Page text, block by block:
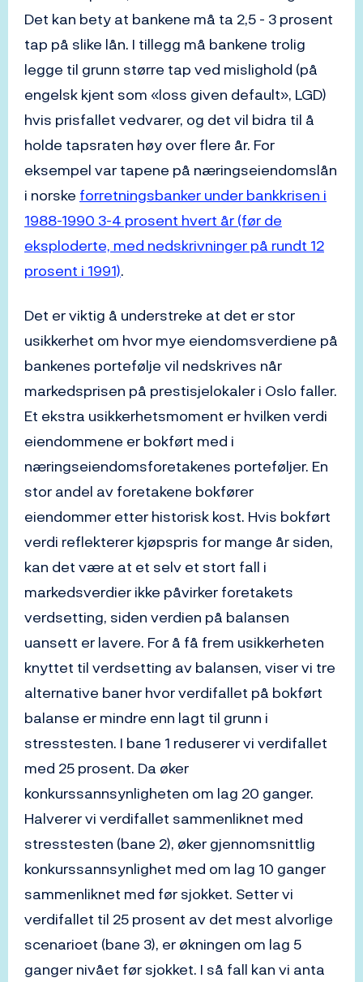
Det kan bety at bankene må ta 2,5 - 3 prosent
tap på slike lån. I tillegg må bankene trolig
legge til grunn større tap ved mislighold (på
engelsk kjent som «loss given default», LGD)
hvis prisfallet vedvarer, og det vil bidra til å
holde tapsraten høy over flere år. For
eksempel var tapene på næringseiendomslån
i norske forretningsbanker under bankkrisen i
1988-1990 3-4 prosent hvert år (før de
eksploderte, med nedskrivninger på rundt 12
prosent i 1991).
Det er viktig å understreke at det er stor
usikkerhet om hvor mye eiendomsverdiene på
bankenes portefølje vil nedskrives når
markedsprisen på prestisjelokaler i Oslo faller.
Et ekstra usikkerhetsmoment er hvilken verdi
eiendommene er bokført med i
næringseiendomsforetakenes porteføljer. En
stor andel av foretakene bokfører
eiendommer etter historisk kost. Hvis bokført
verdi reflekterer kjøpspris for mange år siden,
kan det være at et selv et stort fall i
markedsverdier ikke påvirker foretakets
verdsetting, siden verdien på balansen
uansett er lavere. For å få frem usikkerheten
knyttet til verdsetting av balansen, viser vi tre
alternative baner hvor verdifallet på bokført
balanse er mindre enn lagt til grunn i
stresstesten. I bane 1 reduserer vi verdifallet
med 25 prosent. Da øker
konkurssannsynligheten om lag 20 ganger.
Halverer vi verdifallet sammenliknet med
stresstesten (bane 2), øker gjennomsnittlig
konkurssannsynlighet med om lag 10 ganger
sammenliknet med før sjokket. Setter vi
verdifallet til 25 prosent av det mest alvorlige
scenarioet (bane 3), er økningen om lag 5
ganger nivået før sjokket. I så fall kan vi anta